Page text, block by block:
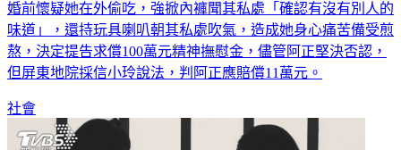
婚前懷疑她在外偷吃，強掀內褲聞其私處「確認有沒有別人的
味道」，還持玩具喇叭朝其私處吹氣，造成她身心痛苦備受煎
熬，決定提告求償100萬元精神撫慰金，儘管阿正堅決否認，
但屏東地院採信小玲說法，判阿正應賠償11萬元。
社會